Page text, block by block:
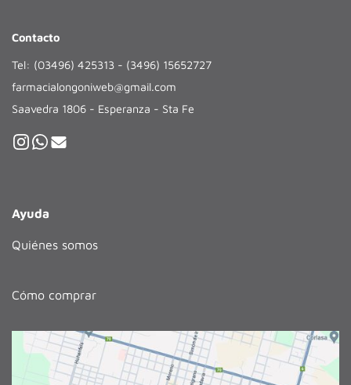
Contacto
Tel: (03496) 425313 - (3496) 15652727
farmacialongoniweb@gmail.com
Saavedra 1806 - Esperanza - Sta Fe
Ayuda
Quiénes somos
Cómo comprar